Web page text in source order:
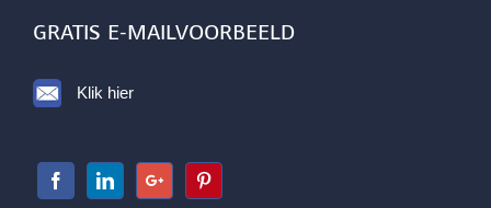
GRATIS E-MAILVOORBEELD
Klik hier